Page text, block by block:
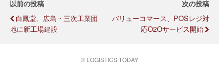
以前の投稿
白鳳堂、広島・三次工業団
地に新工場建設
次の投稿
バリューコマース、POSレジ対
応O2Oサービス開始
© LOGISTICS TODAY